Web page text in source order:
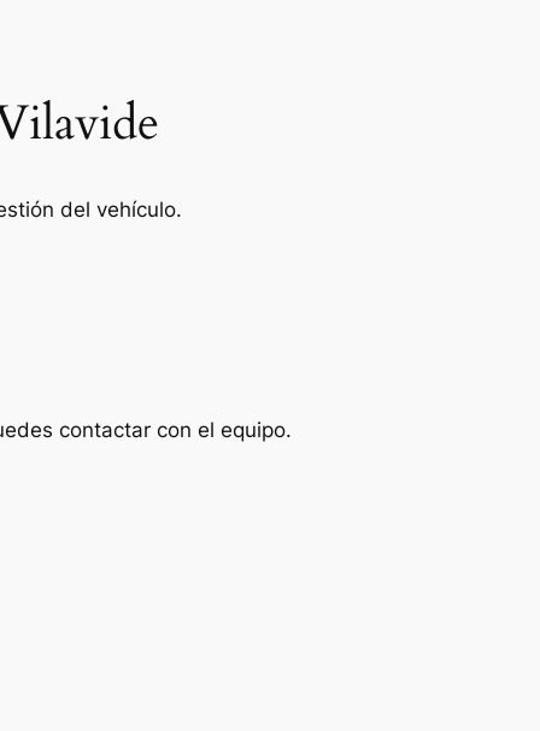
del vehículo.
contactar con el equipo.